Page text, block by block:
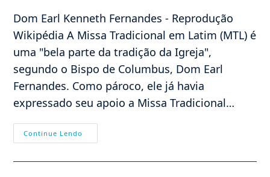
Dom Earl Kenneth Fernandes - Reprodução
Wikipédia A Missa Tradicional em Latim (MTL) é
uma "bela parte da tradição da Igreja",
segundo o Bispo de Columbus, Dom Earl
Fernandes. Como pároco, ele já havia
expressado seu apoio a Missa Tradicional…
Continue Lendo
De